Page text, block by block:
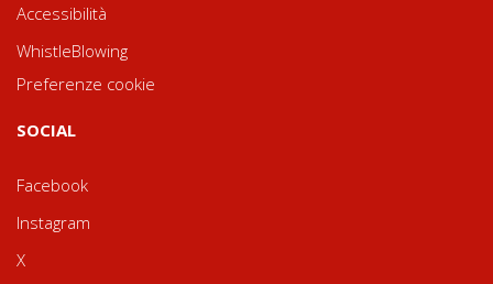
Accessibilità
WhistleBlowing
Preferenze cookie
SOCIAL
Facebook
Instagram
X